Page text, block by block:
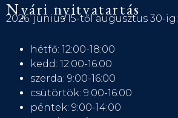
Nyári nyitvatartás
2026. június 15-től augusztus 30-ig:
hétfő: 12:00-18:00
kedd: 12:00-16:00
szerda: 9:00-16:00
csütörtök: 9:00-16:00
péntek: 9:00-14:00